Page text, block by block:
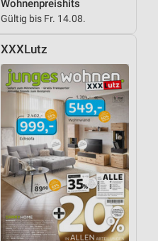
Wohnenpreishits
Gültig bis Fr. 14.08.
XXXLutz